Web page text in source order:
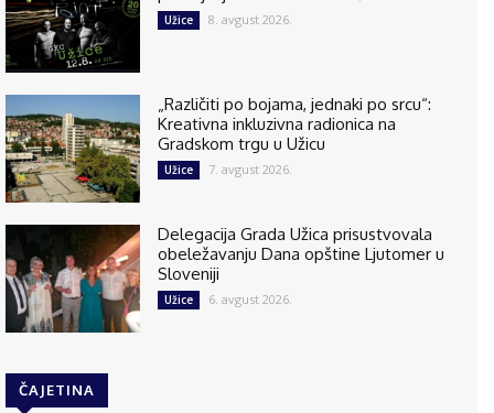
Užice 8. avgust 2026.
„Različiti po bojama, jednaki po srcu“:
Kreativna inkluzivna radionica na
Gradskom trgu u Užicu
Užice 7. avgust 2026.
Delegacija Grada Užica prisustvovala
obeležavanju Dana opštine Ljutomer u
Sloveniji
Užice 6. avgust 2026.
ČAJETINA